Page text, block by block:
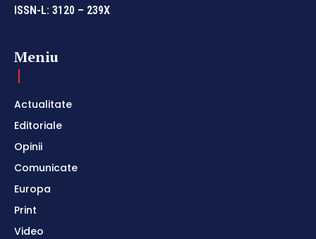
ISSN-L: 3120 – 239X
Meniu
Actualitate
Editoriale
Opinii
Comunicate
Europa
Print
Video